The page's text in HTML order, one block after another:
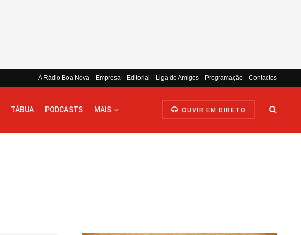
A Rádio Boa Nova Empresa Editorial Liga de Amigos Programação Contactos
TÁBUA PODCASTS MAIS OUVIR EM DIRETO